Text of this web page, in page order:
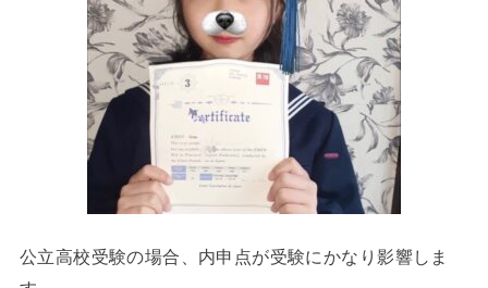
公立高校受験の場合、内申点が受験にかなり影響しま